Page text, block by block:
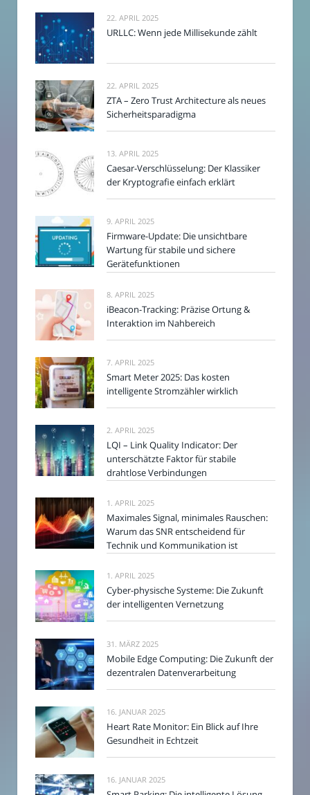
22. APRIL 2025
URLLC: Wenn jede Millisekunde zählt
22. APRIL 2025
ZTA – Zero Trust Architecture als neues
Sicherheitsparadigma
13. APRIL 2025
Caesar-Verschlüsselung: Der Klassiker
der Kryptografie einfach erklärt
9. APRIL 2025
Firmware-Update: Die unsichtbare
Wartung für stabile und sichere
Gerätefunktionen
8. APRIL 2025
iBeacon-Tracking: Präzise Ortung &
Interaktion im Nahbereich
7. APRIL 2025
Smart Meter 2025: Das kosten
intelligente Stromzähler wirklich
2. APRIL 2025
LQI – Link Quality Indicator: Der
unterschätzte Faktor für stabile
drahtlose Verbindungen
1. APRIL 2025
Maximales Signal, minimales Rauschen:
Warum das SNR entscheidend für
Technik und Kommunikation ist
1. APRIL 2025
Cyber-physische Systeme: Die Zukunft
der intelligenten Vernetzung
31. MÄRZ 2025
Mobile Edge Computing: Die Zukunft der
dezentralen Datenverarbeitung
16. JANUAR 2025
Heart Rate Monitor: Ein Blick auf Ihre
Gesundheit in Echtzeit
16. JANUAR 2025